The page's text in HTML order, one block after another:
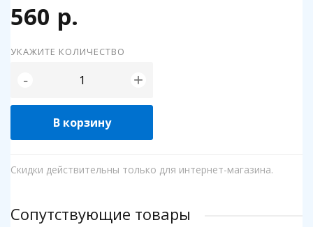
560 р.
УКАЖИТЕ КОЛИЧЕСТВО
- +
В корзину
Скидки действительны только для интернет-магазина.
Сопутствующие товары